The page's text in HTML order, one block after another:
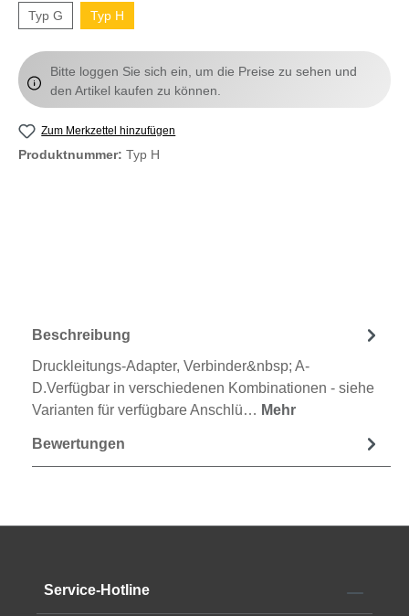
Typ G Typ H
Bitte loggen Sie sich ein, um die Preise zu sehen und
den Artikel kaufen zu können.
Zum Merkzettel hinzufügen
Produktnummer: Typ H
Beschreibung
Druckleitungs-Adapter, Verbinder&nbsp; A-
D.Verfügbar in verschiedenen Kombinationen - siehe
Varianten für verfügbare Anschlü… Mehr
Bewertungen
Service-Hotline